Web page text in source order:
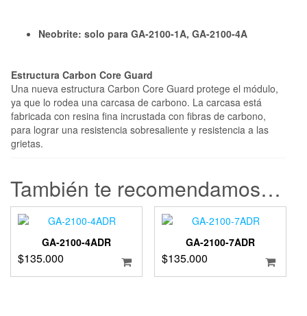
Neobrite: solo para GA-2100-1A, GA-2100-4A
Estructura Carbon Core Guard
Una nueva estructura Carbon Core Guard protege el módulo,
ya que lo rodea una carcasa de carbono. La carcasa está
fabricada con resina fina incrustada con fibras de carbono,
para lograr una resistencia sobresaliente y resistencia a las
grietas.
También te recomendamos…
GA-2100-4ADR
$135.000
GA-2100-7ADR
$135.000